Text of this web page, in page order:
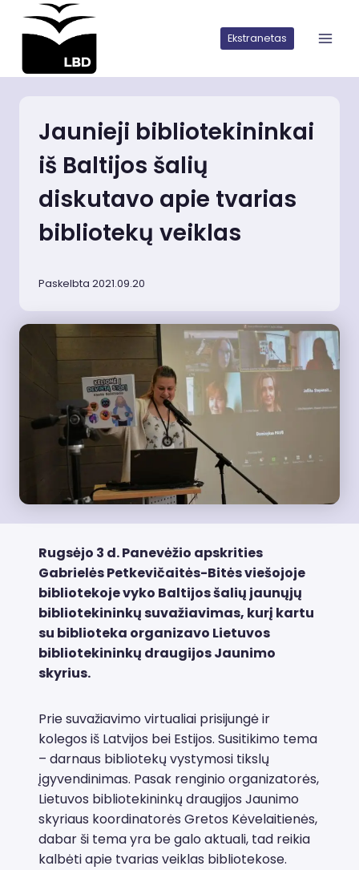
pereiti
turinio
Ekstranetas
Jaunieji bibliotekininkai
iš Baltijos šalių
diskutavo apie tvarias
bibliotekų veiklas
Paskelbta 2021.09.20
Rugsėjo 3 d. Panevėžio apskrities
Gabrielės Petkevičaitės-Bitės viešojoje
bibliotekoje vyko Baltijos šalių jaunųjų
bibliotekininkų suvažiavimas, kurį kartu
su biblioteka organizavo Lietuvos
bibliotekininkų draugijos Jaunimo
skyrius.
Prie suvažiavimo virtualiai prisijungė ir
kolegos iš Latvijos bei Estijos. Susitikimo tema
– darnaus bibliotekų vystymosi tikslų
įgyvendinimas. Pasak renginio organizatorės,
Lietuvos bibliotekininkų draugijos Jaunimo
skyriaus koordinatorės Gretos Kėvelaitienės,
dabar ši tema yra be galo aktuali, tad reikia
kalbėti apie tvarias veiklas bibliotekose.